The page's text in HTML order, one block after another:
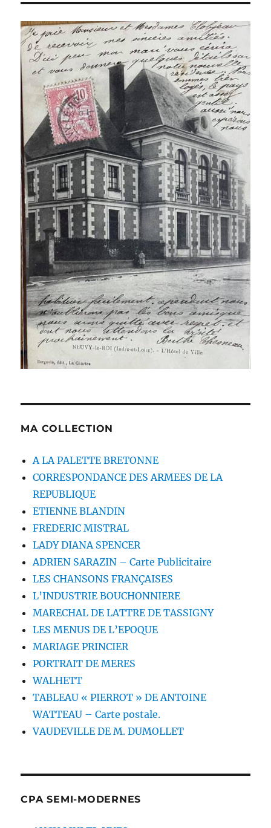
MA COLLECTION
A LA PALETTE BRETONNE
CORRESPONDANCE DES ARMEES DE LA
REPUBLIQUE
ETIENNE BLANDIN
FREDERIC MISTRAL
LADY DIANA SPENCER
ADRIEN SARAZIN – Carte Publicitaire
LES CHANSONS FRANÇAISES
L’INDUSTRIE BOUCHONNIERE
MARECHAL DE LATTRE DE TASSIGNY
LES MENUS DE L’EPOQUE
MARIAGE PRINCIER
PORTRAIT DE MERES
WALHETT
TABLEAU « PIERROT » DE ANTOINE
WATTEAU – Carte postale.
VAUDEVILLE DE M. DUMOLLET
CPA SEMI-MODERNES